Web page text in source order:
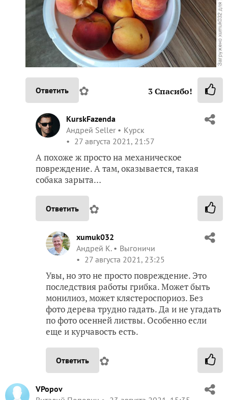
Ответить ✿ 3Спасибо!
KurskFazenda
Андрей Seller
Курск
27 августа 2021, 21:57
А похоже ж просто на механическое
повреждение. А там, оказывается, такая
собака зарыта…
Ответить ✿
xumuk032
Андрей К.
Выгоничи
27 августа 2021, 23:25
Увы, но это не просто повреждение. Это
последствия работы грибка. Может быть
монилиоз, может клястероспориоз. Без
фото дерева трудно гадать. Да и не угадать
по фото осенней листвы. Особенно если
еще и курчавость есть.
Ответить ✿
VPopov